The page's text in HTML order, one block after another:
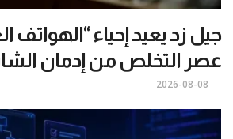
جيل زد يعيد إحياء “الهواتف
عصر التخلص من إدمان
2026-08-08